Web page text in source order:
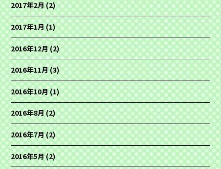
2017年2月(2)
2017年1月(1)
2016年12月(2)
2016年11月(3)
2016年10月(1)
2016年8月(2)
2016年7月(2)
2016年5月(2)